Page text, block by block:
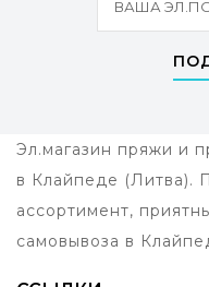
Эл.магазин пряжи и
в Клайпеде (Литва).
ассортимент,
самовывоза в